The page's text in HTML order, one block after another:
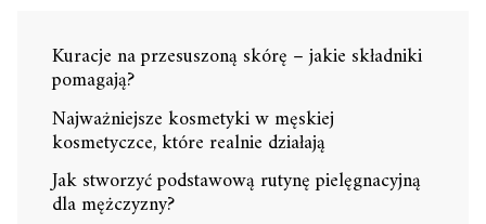
Kuracje na przesuszoną skórę – jakie składniki
pomagają?
Najważniejsze kosmetyki w męskiej
kosmetyczce, które realnie działają
Jak stworzyć podstawową rutynę pielęgnacyjną
dla mężczyzny?